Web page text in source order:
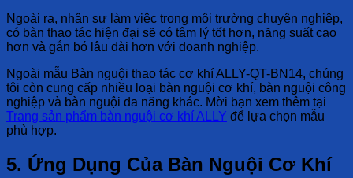
Ngoài ra, nhân sự làm việc trong môi trường chuyên nghiệp,
có bàn thao tác hiện đại sẽ có tâm lý tốt hơn, năng suất cao
hơn và gắn bó lâu dài hơn với doanh nghiệp.
Ngoài mẫu Bàn nguội thao tác cơ khí ALLY-QT-BN14, chúng
tôi còn cung cấp nhiều loại bàn nguội cơ khí, bàn nguội công
nghiệp và bàn nguội đa năng khác. Mời bạn xem thêm tại
Trang sản phẩm bàn nguội cơ khí ALLY để lựa chọn mẫu
phù hợp.
5. Ứng Dụng Của Bàn Nguội Cơ Khí